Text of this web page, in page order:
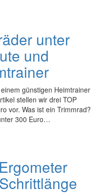
unter
und
günstigen Heimtrainer
stellen wir drei TOP
vor. Was ist ein Trimmrad?
300 Euro…